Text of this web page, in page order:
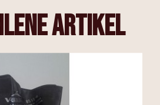
Artikel